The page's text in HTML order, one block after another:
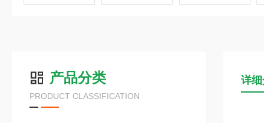
产品分类
PRODUCT CLASSIFICATION
详